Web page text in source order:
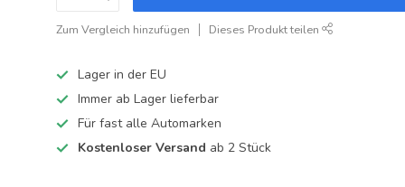
Zum Vergleich hinzufügen Dieses Produkt teilen
Lager in der EU
Immer ab Lager lieferbar
Für fast alle Automarken
Kostenloser Versand ab 2 Stück